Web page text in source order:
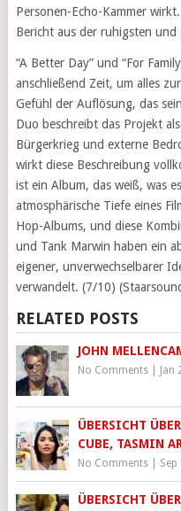
Personen-Echo-Kammer
Bericht aus der ruhigsten
“A Better Day” und “For
anschließend Zeit, um alles
Gefühl der Auflösung, das
Duo beschreibt das Projekt
Bürgerkrieg und externe
wirkt diese Beschreibung
ist ein Album, das weiß, was
atmosphärische Tiefe eines
Hop-Albums, und diese
und Tank Marwin haben ein
eigener, unverwechselbarer
verwandelt. (7/10)
RELATED POSTS
JOHN
No Comments| Jan
ÜBERSICHT
CUBE, TASMIN
No Comments| Sep
ÜBERSICHT